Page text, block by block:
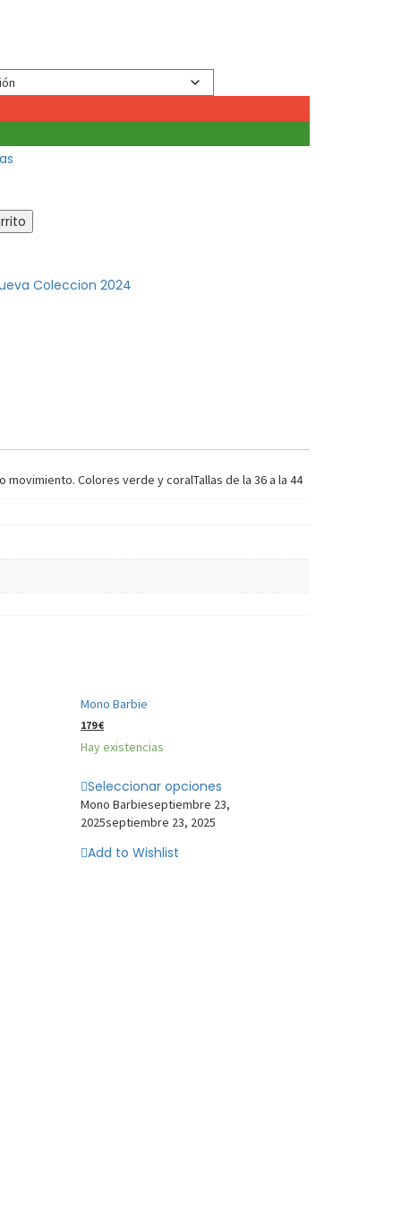
Coleccion 2024
Colores verde y coralTallas de la 36 a la 44
Mono Barbie
179€
Hay existencias
Seleccionar opciones
Mono Barbieseptiembre 23,
2025septiembre 23, 2025
Add to Wishlist